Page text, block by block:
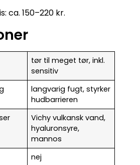
ca. 150–220 kr.
tør til meget tør, inkl.
sensitiv
langvarig fugt, styrker
hudbarrieren
Vichy vulkansk vand,
hyaluronsyre,
mannos
nej